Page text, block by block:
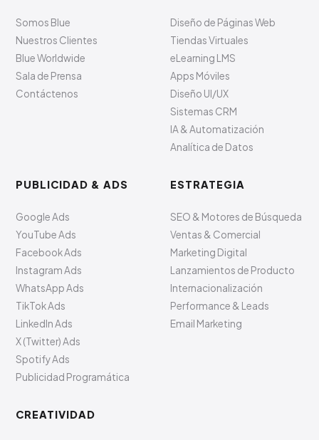
Somos Blue
Nuestros Clientes
Blue Worldwide
Sala de Prensa
Contáctenos
Diseño de Páginas Web
Tiendas Virtuales
eLearning LMS
Apps Móviles
Diseño UI/UX
Sistemas CRM
IA & Automatización
Analítica de Datos
PUBLICIDAD & ADS
Google Ads
YouTube Ads
Facebook Ads
Instagram Ads
WhatsApp Ads
TikTok Ads
LinkedIn Ads
X (Twitter) Ads
Spotify Ads
Publicidad Programática
ESTRATEGIA
SEO & Motores de Búsqueda
Ventas & Comercial
Marketing Digital
Lanzamientos de Producto
Internacionalización
Performance & Leads
Email Marketing
CREATIVIDAD